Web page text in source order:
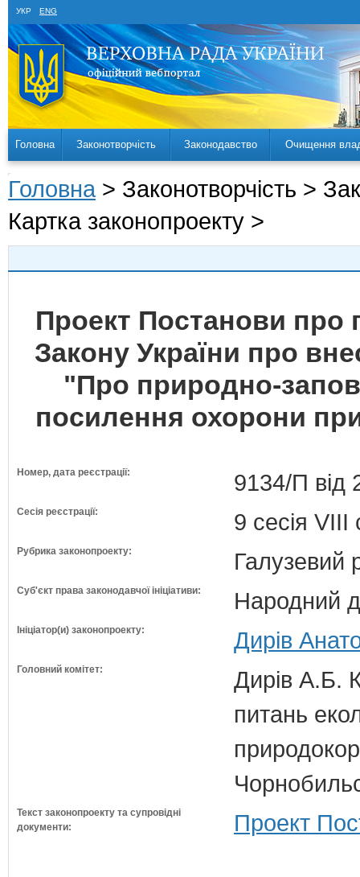
УКР ENG
Головна Законотворчість Законодавство Очищення
Головна > Законотворчість >
Картка законопроекту >
Проект Постанови про
Закону України про
"Про природно-
посилення охорони
Номер, дата реєстрації: 9134/П від
Сесія реєстрації: 9 сесія VIII
Рубрика законопроекту: Галузевий
Суб'єкт права законодавчої ініціативи: Народний
Ініціатор(и) законопроекту: Дирів
Головний комітет:
Дирів А.Б.
питань
Текст законопроекту та супровідні
документи:
Проект